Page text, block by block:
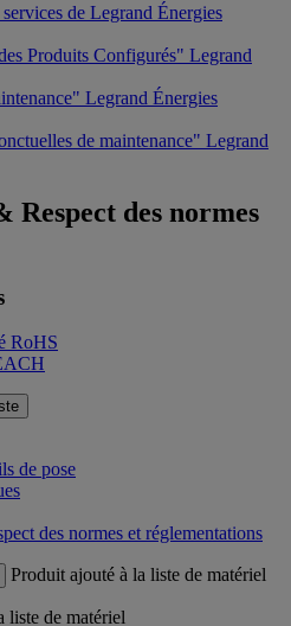
de Legrand Énergies
Produits Configurés" Legrand
Legrand Énergies
de maintenance" Legrand
Respect des normes
RoHS
de pose
des normes et réglementations
Produit ajouté à la liste de matériel
liste de matériel